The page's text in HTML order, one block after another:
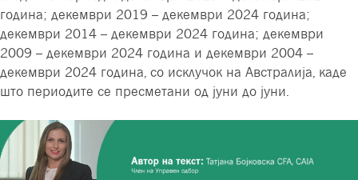
година; декември 2019 – декември 2024 година;
декември 2014 – декември 2024 година; декември
2009 – декември 2024 година и декември 2004 –
декември 2024 година, со исклучок на Австралија, каде
што периодите се пресметани од јуни до јуни.